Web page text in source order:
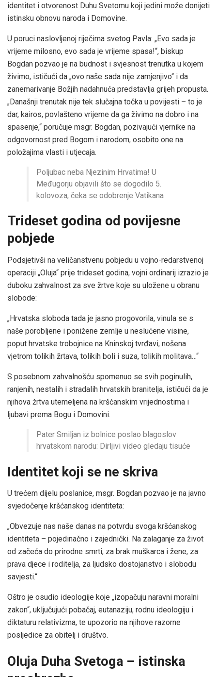
identitet i otvorenost Duhu Svetomu koji jedini može donijeti
istinsku obnovu naroda i Domovine.
U poruci naslovljenoj riječima svetog Pavla: „Evo sada je
vrijeme milosno, evo sada je vrijeme spasa!“, biskup
Bogdan pozvao je na budnost i svjesnost trenutka u kojem
živimo, ističući da „ovo naše sada nije zamjenjivo“ i da
zanemarivanje Božjih nadahnuća predstavlja grijeh propusta.
„Današnji trenutak nije tek slučajna točka u povijesti – to je
dar, kairos, povlašteno vrijeme da ga živimo na dobro i na
spasenje,“ poručuje msgr. Bogdan, pozivajući vjernike na
odgovornost pred Bogom i narodom, osobito one na
položajima vlasti i utjecaja.
Poljubac neba Njezinim Hrvatima! U
Međugorju objavili što se dogodilo 5.
kolovoza, čeka se odobrenje Vatikana
Trideset godina od povijesne
pobjede
Podsjetivši na veličanstvenu pobjedu u vojno-redarstvenoj
operaciji „Oluja“ prije trideset godina, vojni ordinarij izrazio je
duboku zahvalnost za sve žrtve koje su uložene u obranu
slobode:
„Hrvatska sloboda tada je jasno progovorila, vinula se s
naše porobljene i ponižene zemlje u neslućene visine,
poput hrvatske trobojnice na Kninskoj tvrđavi, nošena
vjetrom tolikih žrtava, tolikih boli i suza, tolikih molitava…“
S posebnom zahvalnošću spomenuo se svih poginulih,
ranjenih, nestalih i stradalih hrvatskih branitelja, ističući da je
njihova žrtva utemeljena na kršćanskim vrijednostima i
ljubavi prema Bogu i Domovini.
Pater Smiljan iz bolnice poslao blagoslov
hrvatskom narodu: Dirljivi video gledaju tisuće
Identitet koji se ne skriva
U trećem dijelu poslanice, msgr. Bogdan pozvao je na javno
svjedočenje kršćanskog identiteta:
„Obvezuje nas naše danas na potvrdu svoga kršćanskog
identiteta – pojedinačno i zajednički. Na zalaganje za život
od začeća do prirodne smrti, za brak muškarca i žene, za
prava djece i roditelja, za ljudsko dostojanstvo i slobodu
savjesti.“
Oštro je osudio ideologije koje „izopačuju naravni moralni
zakon“, uključujući pobačaj, eutanaziju, rodnu ideologiju i
diktaturu relativizma, te upozorio na njihove razorne
posljedice za obitelj i društvo.
Oluja Duha Svetoga – istinska